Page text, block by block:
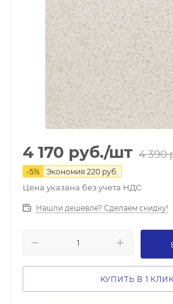
4 170 руб./шт 4 390
-5% Экономия 220 руб.
Цена указана без учета НДС
Нашли дешевле? Сделаем скидку!
КУПИТЬ В 1 КЛИК